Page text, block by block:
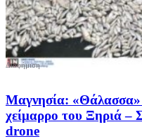
Μαγνησία: «Θάλασσα»
χείμαρρο του Ξηριά –
drone